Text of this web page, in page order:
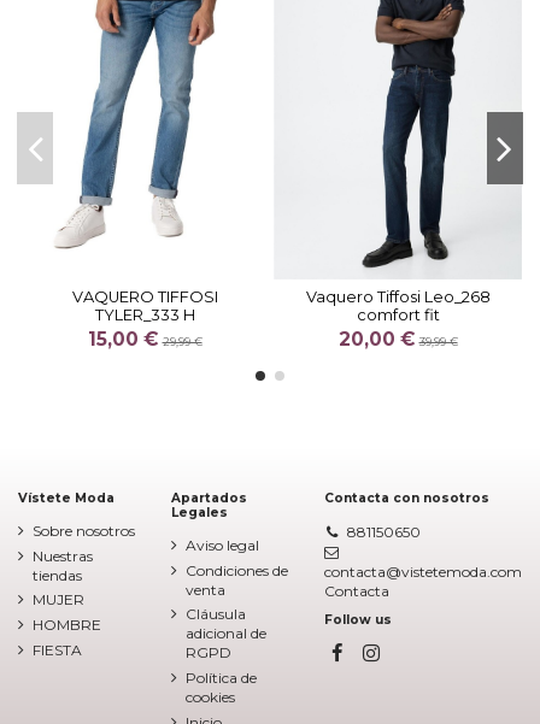
VAQUERO TIFFOSI
TYLER_333 H
15,00 €29,99 €
Vaquero Tiffosi Leo_268
comfort fit
20,00 €39,99 €
Vístete Moda
Sobre nosotros
Nuestras
tiendas
MUJER
HOMBRE
FIESTA
Apartados
Legales
Aviso legal
Condiciones de
venta
Cláusula
adicional de
RGPD
Política de
cookies
Contacta con nosotros
881150650
contacta@vistetemoda.com
Contacta
Follow us